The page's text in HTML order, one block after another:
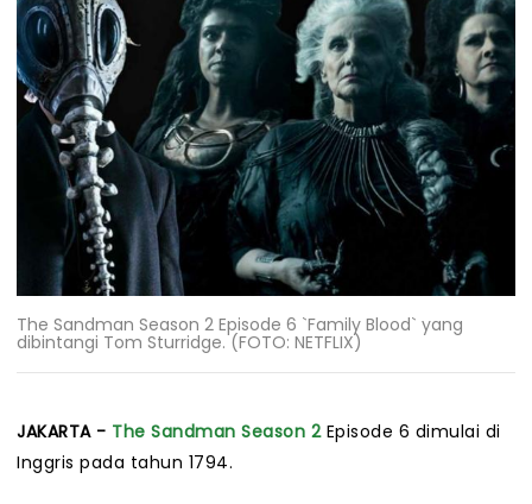
The Sandman Season 2 Episode 6 `Family Blood` yang
dibintangi Tom Sturridge. (FOTO: NETFLIX)
JAKARTA - The Sandman Season 2Episode 6 dimulai di
Inggris pada tahun 1794.